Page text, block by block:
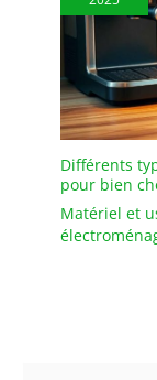
Différents
pour bien
Matériel et